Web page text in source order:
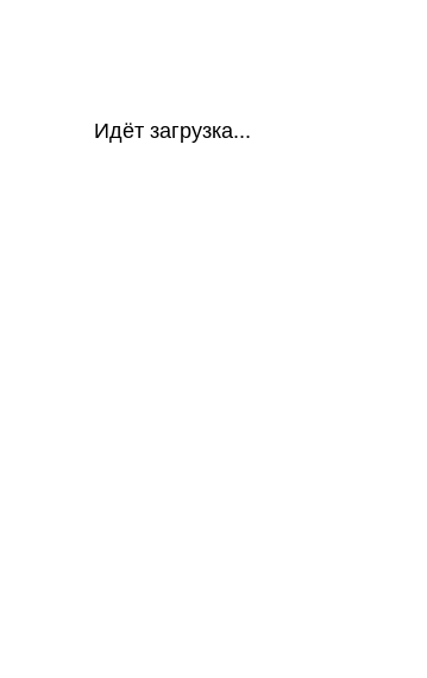
Идёт загрузка...